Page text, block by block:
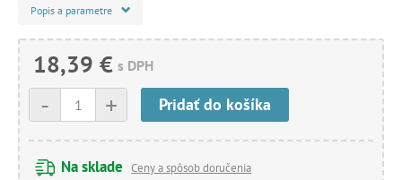
Popis a parametre
18,39 € s DPH
+
- Pridať do košíka
Na sklade Ceny a spôsob doručenia